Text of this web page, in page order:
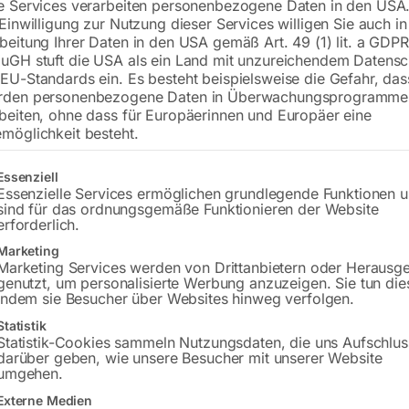
Plattform 2400×1200 mm
Bohrung ø28
Gitter 100×100
Lieferzeit:ca. 8 – 10 Wochen
Bitte beachten Sie: Die Versandkosten
In den
Services verarbeiten personenbezogene Daten in den
zur Nutzung dieser Services willigen Sie auch
Ihrer Daten in den USA gemäß Art. 49 (1) lit. a
stuft die USA als ein Land mit unzureichendem
Standards ein. Es besteht beispielsweise die Gefahr,
personenbezogene Daten in
ohne dass für Europäerinnen und Europäer eine
besteht.
eine Liste der Service-Gruppen, für die eine Einwilligung erteilt
Services ermöglichen grundlegende Funktionen
für das ordnungsgemäße Funktionieren der Website
Services werden von Drittanbietern oder
um personalisierte Werbung anzuzeigen. Sie tun
sie Besucher über Websites hinweg verfolgen.
Cookies sammeln Nutzungsdaten, die uns
geben, wie unsere Besucher mit unserer Website
Medien